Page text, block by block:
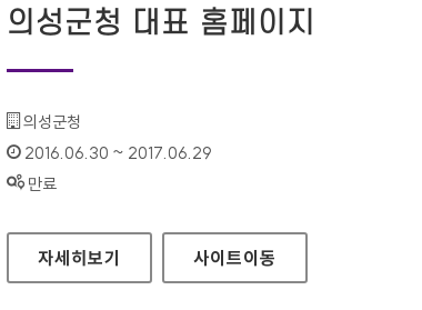
의성군청 대표 홈페이지
기관명 :
의성군청
인증기간 :
2016.06.30 ~ 2017.06.29
상태 :
만료
의성군청 대표 홈페이지
자세히보기 사이트이동